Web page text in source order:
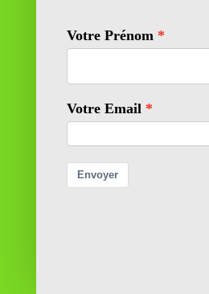
11 rue Richelieu
Contactez-nous